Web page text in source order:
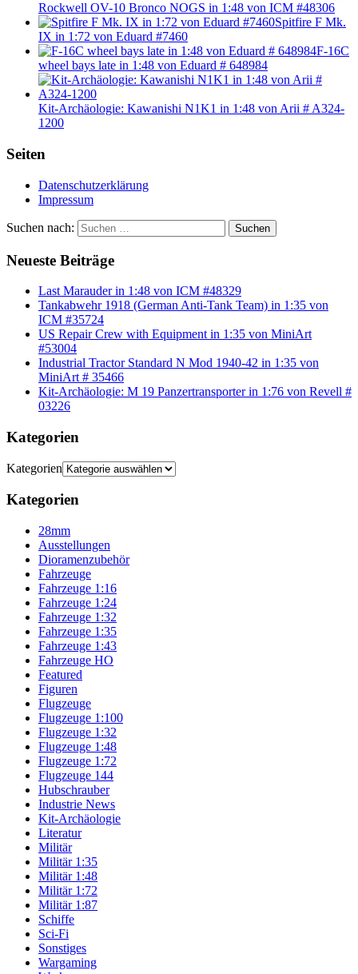
Rockwell OV-10 Bronco NOGS in 1:48 von ICM #48306
Spitfire F Mk.
IX in 1:72 von Eduard #7460
F-16C
wheel bays late in 1:48 von Eduard # 648984
Kit-Archäologie: Kawanishi N1K1 in 1:48 von Arii # A324-
1200
Seiten
Datenschutzerklärung
Impressum
Suchen nach: Suchen
Neueste Beiträge
Last Marauder in 1:48 von ICM #48329
Tankabwehr 1918 (German Anti-Tank Team) in 1:35 von
ICM #35724
US Repair Crew with Equipment in 1:35 von MiniArt
#53004
Industrial Tractor Standard N Mod 1940-42 in 1:35 von
MiniArt # 35466
Kit-Archäologie: M 19 Panzertransporter in 1:76 von Revell #
03226
Kategorien
Kategorien
Kategorien
28mm
Ausstellungen
Dioramenzubehör
Fahrzeuge
Fahrzeuge 1:16
Fahrzeuge 1:24
Fahrzeuge 1:32
Fahrzeuge 1:35
Fahrzeuge 1:43
Fahrzeuge HO
Featured
Figuren
Flugzeuge
Flugzeuge 1:100
Flugzeuge 1:32
Flugzeuge 1:48
Flugzeuge 1:72
Flugzeuge 144
Hubschrauber
Industrie News
Kit-Archäologie
Literatur
Militär
Militär 1:35
Militär 1:48
Militär 1:72
Militär 1:87
Schiffe
Sci-Fi
Sonstiges
Wargaming